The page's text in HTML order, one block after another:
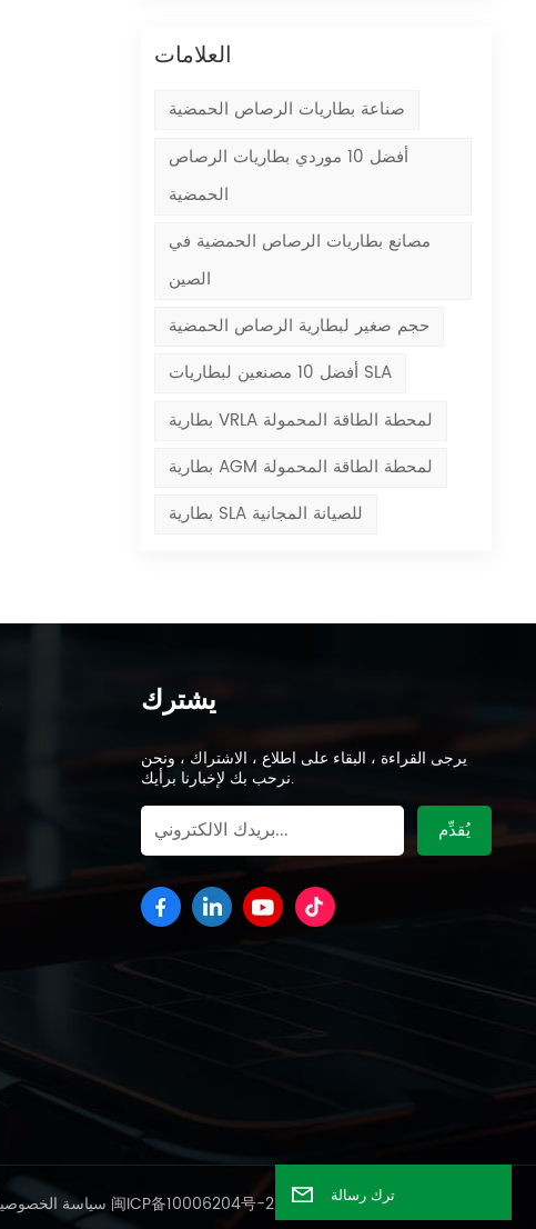
العلامات
صناعة بطاريات الرصاص الحمضية
أفضل 10 موردي بطاريات الرصاص
الحمضية
مصانع بطاريات الرصاص الحمضية في
الصين
حجم صغير لبطارية الرصاص الحمضية
أفضل 10 مصنعين لبطاريات SLA
بطارية VRLA لمحطة الطاقة المحمولة
بطارية AGM لمحطة الطاقة المحمولة
بطارية SLA للصيانة المجانية
يشترك
يرجى القراءة ، البقاء على اطلاع ، الاشتراك ، ونحن
نرحب بك لإخبارنا برأيك.
سياسة 闽ICP备10006204号-2 ترك رسالة